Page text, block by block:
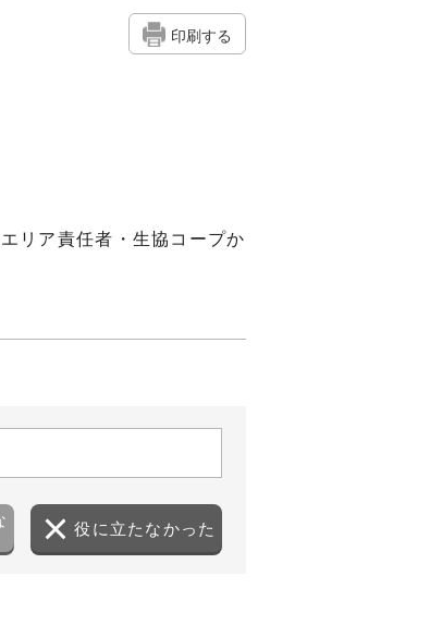
印刷する
リア責任者・生協コープか
役に立たなかった